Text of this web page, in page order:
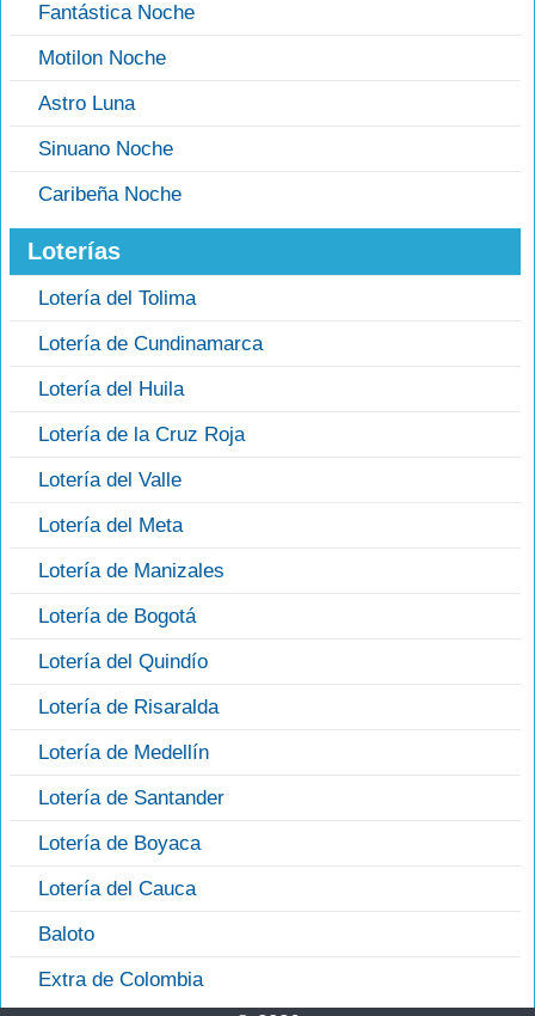
Fantástica Noche
Motilon Noche
Astro Luna
Sinuano Noche
Caribeña Noche
Loterías
Lotería del Tolima
Lotería de Cundinamarca
Lotería del Huila
Lotería de la Cruz Roja
Lotería del Valle
Lotería del Meta
Lotería de Manizales
Lotería de Bogotá
Lotería del Quindío
Lotería de Risaralda
Lotería de Medellín
Lotería de Santander
Lotería de Boyaca
Lotería del Cauca
Baloto
Extra de Colombia